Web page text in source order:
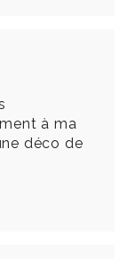
à ma
déco de